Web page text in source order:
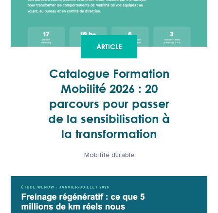
ARTICLE
Catalogue Formation
Mobilité 2026 : 20
parcours pour passer
de la sensibilisation à
la transformation
Mobilité durable